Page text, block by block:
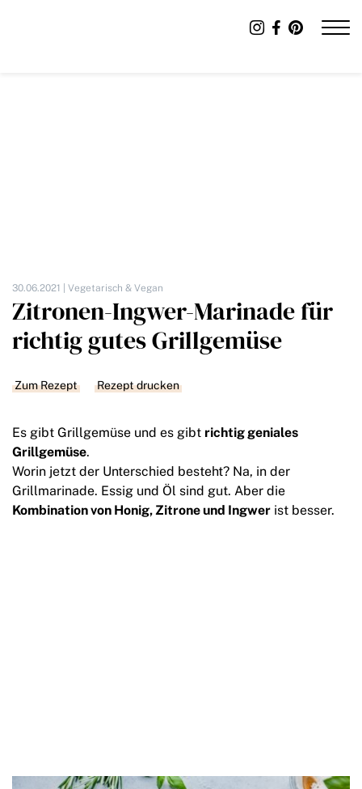
30.06.2021 | Vegetarisch & Vegan
Zitronen-Ingwer-Marinade für
richtig gutes Grillgemüse
Zum Rezept Rezept drucken
Es gibt Grillgemüse und es gibt richtig geniales
Grillgemüse.
Worin jetzt der Unterschied besteht? Na, in der
Grillmarinade. Essig und Öl sind gut. Aber die
Kombination von Honig, Zitrone und Ingwer ist besser.